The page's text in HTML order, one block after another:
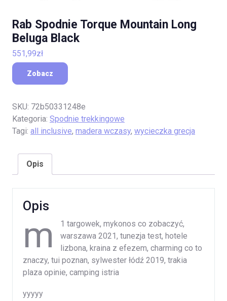
Rab Spodnie Torque Mountain Long
Beluga Black
551,99zł
Zobacz
SKU: 72b50331248e
Kategoria: Spodnie trekkingowe
Tagi: all inclusive, madera wczasy, wycieczka grecja
Opis
Opis
m
1 targowek, mykonos co zobaczyć,
warszawa 2021, tunezja test, hotele
lizbona, kraina z efezem, charming co to
znaczy, tui poznan, sylwester łódź 2019, trakia
plaza opinie, camping istria
yyyyy